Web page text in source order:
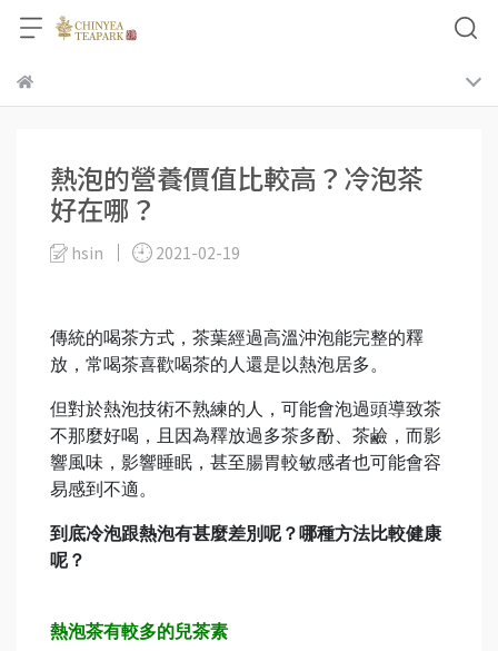
熱泡的營養價值比較高？冷泡茶
好在哪？
hsin 2021-02-19
傳統的喝茶方式，茶葉經過高溫沖泡能完整的釋
放，常喝茶喜歡喝茶的人還是以熱泡居多。
但對於熱泡技術不熟練的人，可能會泡過頭導致茶
不那麼好喝，且因為釋放過多茶多酚、茶鹼，而影
響風味，影響睡眠，甚至腸胃較敏感者也可能會容
易感到不適。
到底冷泡跟熱泡有甚麼差別呢？哪種方法比較健康
呢？
熱泡茶有較多的兒茶素